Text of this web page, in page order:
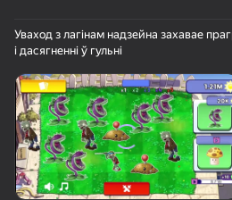
Павярніце
Гульня працуе толькі ў
Уваход з лагінам надзейна захавае
і дасягненні ў гульні